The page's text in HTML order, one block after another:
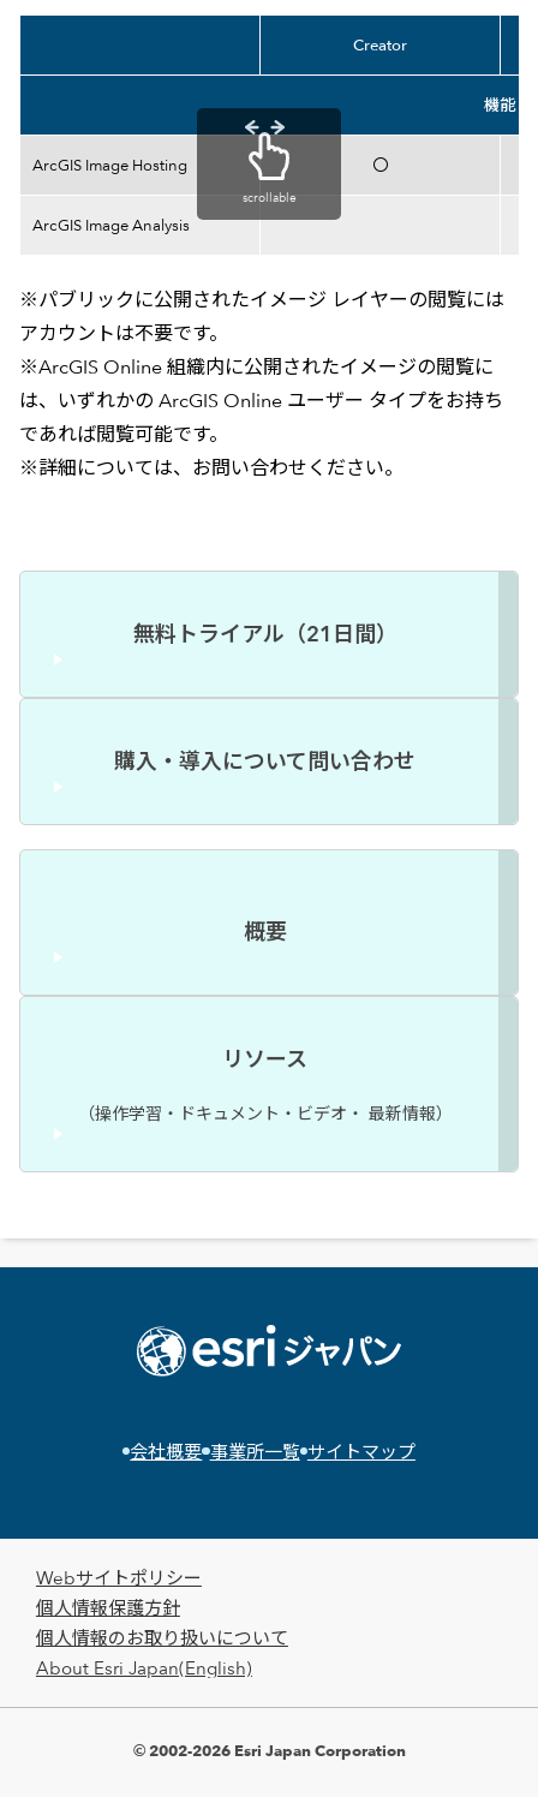
機能比較表
Creator
機能
ArcGIS Image Hosting 〇
ArcGIS Image Analysis
scrollable
※パブリックに公開されたイメージ レイヤーの閲覧には
アカウントは不要です。
※ArcGIS Online 組織内に公開されたイメージの閲覧に
は、いずれかの ArcGIS Online ユーザー タイプをお持ち
であれば閲覧可能です。
※詳細については、お問い合わせください。
無料トライアル（21日間）
購入・導入について問い合わせ
概要
リソース
（操作学習・ドキュメント・ビデオ・ 最新情報）
会社概要 事業所一覧 サイトマップ
Webサイトポリシー
個人情報保護方針
個人情報のお取り扱いについて
About Esri Japan(English)
© 2002-2026 Esri Japan Corporation